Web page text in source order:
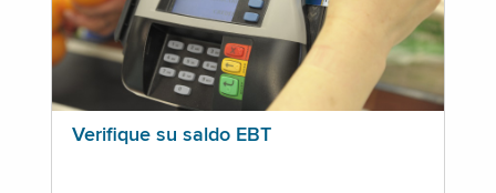
Verifique su saldo EBT